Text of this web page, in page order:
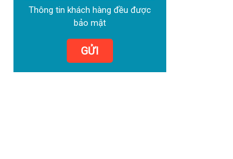
Thông tin khách hàng đều được
bảo mật
GỬI